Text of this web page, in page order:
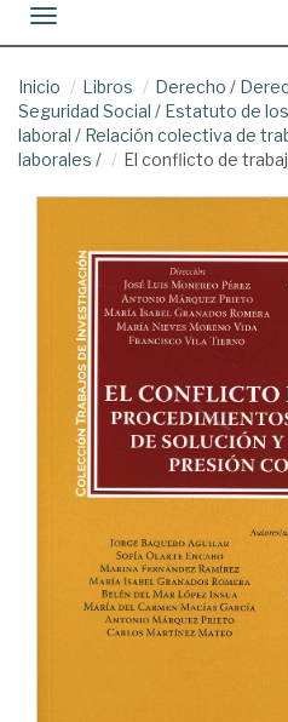
Toggle navigation
Inicio Libros Derecho /
Seguridad Social / Estatuto de
laboral / Relación colectiva de
laborales / El conflicto de